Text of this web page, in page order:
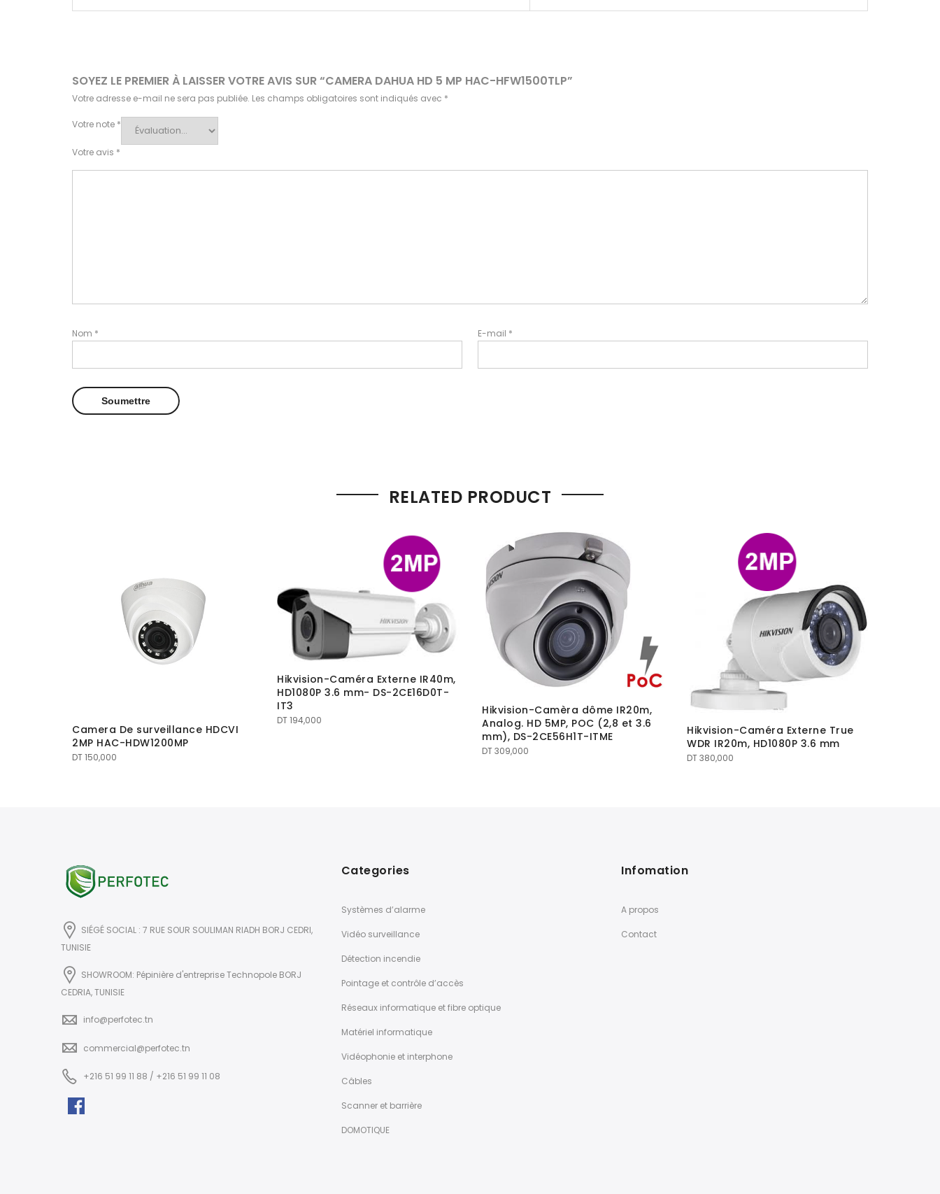
SOYEZ LE PREMIER À LAISSER VOTRE AVIS SUR “CAMERA DAHUA HD 5 MP HAC-HFW1500TLP”
Votre adresse e-mail ne sera pas publiée. Les champs obligatoires sont indiqués avec *
Votre note *
Votre avis *
Nom * E-mail *
RELATED PRODUCT
Camera De surveillance HDCVI
2MP HAC-HDW1200MP
DT150,000
Hikvision-Caméra Externe IR40m,
HD1080P 3.6 mm- DS-2CE16D0T-
IT3
DT194,000
Hikvision-Camèra dôme IR20m,
Analog. HD 5MP, POC (2,8 et 3.6
mm), DS-2CE56H1T-ITME
DT309,000
Hikvision-Caméra Externe True
WDR IR20m, HD1080P 3.6 mm
DT380,000
SIÉGÉ SOCIAL : 7 RUE SOUR SOULIMAN RIADH BORJ CEDRI,
TUNISIE
SHOWROOM: Pépinière d'entreprise Technopole BORJ
CEDRIA, TUNISIE
info@perfotec.tn
commercial@perfotec.tn
+216 51 99 11 88 / +216 51 99 11 08
Categories
Systèmes d’alarme
Vidéo surveillance
Détection incendie
Pointage et contrôle d’accès
Réseaux informatique et fibre optique
Matériel informatique
Vidéophonie et interphone
Câbles
Scanner et barrière
DOMOTIQUE
Infomation
A propos
Contact